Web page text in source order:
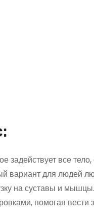
задействует все
вариант для людей
на суставы и
помогая вести